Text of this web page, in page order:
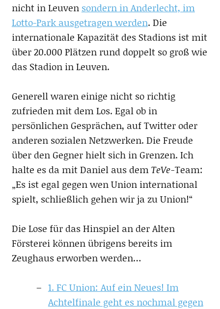
nicht in Leuven sondern in Anderlecht, im
Lotto-Park ausgetragen werden. Die
internationale Kapazität des Stadions ist mit
über 20.000 Plätzen rund doppelt so groß wie
das Stadion in Leuven.
Generell waren einige nicht so richtig
zufrieden mit dem Los. Egal ob in
persönlichen Gesprächen, auf Twitter oder
anderen sozialen Netzwerken. Die Freude
über den Gegner hielt sich in Grenzen. Ich
halte es da mit Daniel aus demTeVe-Team:
„Es ist egal gegen wen Union international
spielt, schließlich gehen wir ja zu Union!“
Die Lose für das Hinspiel an der Alten
Försterei können übrigens bereits im
Zeughaus erworben werden…
1. FC Union: Auf ein Neues! Im
Achtelfinale geht es nochmal gegen